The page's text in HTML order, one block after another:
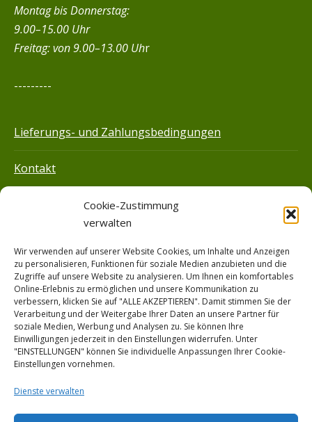
Cookie-Zustimmung
verwalten
Wir verwenden auf unserer Website Cookies, um Inhalte und Anzeigen
zu personalisieren, Funktionen für soziale Medien anzubieten und die
Zugriffe auf unsere Website zu analysieren. Um Ihnen ein komfortables
Online-Erlebnis zu ermöglichen und unsere Kommunikation zu
verbessern, klicken Sie auf "ALLE AKZEPTIEREN". Damit stimmen Sie der
Verarbeitung und der Weitergabe Ihrer Daten an unsere Partner für
soziale Medien, Werbung und Analysen zu. Sie können Ihre
Einwilligungen jederzeit in den Einstellungen widerrufen. Unter
"EINSTELLUNGEN" können Sie individuelle Anpassungen Ihrer Cookie-
Einstellungen vornehmen.
Dienste verwalten
Montag bis Donnerstag:
9.00–15.00 Uhr
Freitag:von 9.00–13.00 Uhr
---------
Lieferungs- und Zahlungsbedingungen
Kontakt
Hilfe
© Bio-Garten Flechtdorf 2026 | DE-ÖKO-006